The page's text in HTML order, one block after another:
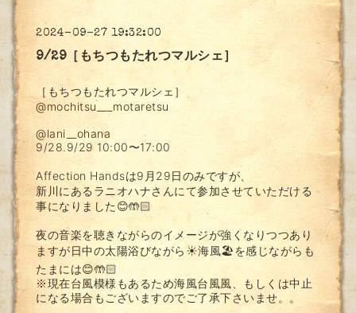
2024-09-27 19:32:00
9/29［もちつもたれつマルシェ］
［もちつもたれつマルシェ］
@mochitsu___motaretsu
@lani__ohana
9/28.9/29 10:00〜17:00
Affection Handsは9月29日のみですが、
新川にあるラニオハナさんにて参加させていただける
事になりました😊🤲🏻
夜の音楽を聴きながらのイメージが強くなりつつあり
ますが日中の太陽浴びながら☀️海風🏖️を感じながらも
たまには😊🤲🏻
※現在台風模様もあるため海風台風風、もしくは中止
になる場合もございますのでご了承下さいませ。。